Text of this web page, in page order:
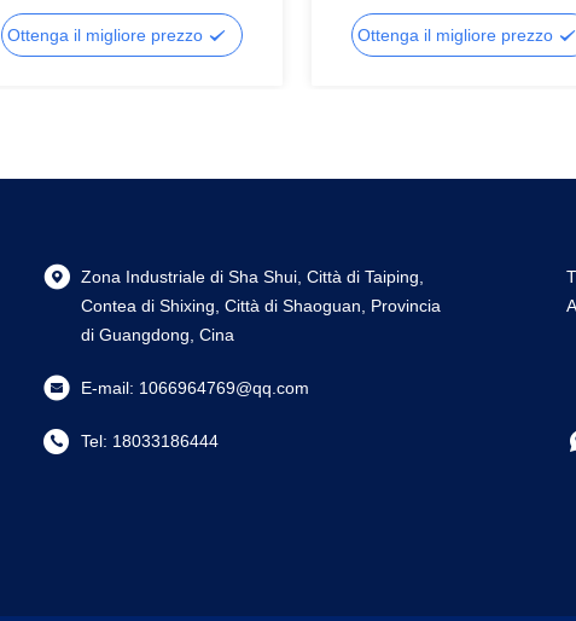
porte in alluminio
Ottenga il migliore prezzo
lega di alluminio estruso
Ottenga il migliore prezzo
Zona Industriale di Sha Shui, Città di Taiping,
Contea di Shixing, Città di Shaoguan, Provincia
di Guangdong, Cina
E-mail: 1066964769@qq.com
Tel: 18033186444